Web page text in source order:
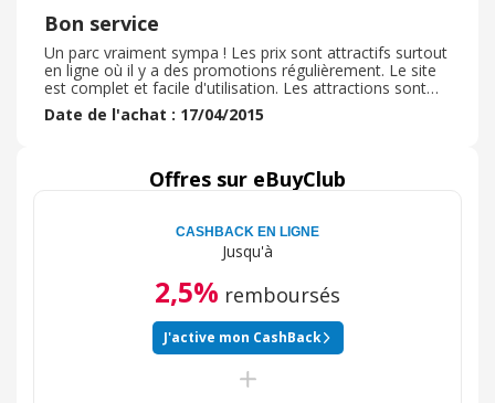
Bon service
Un parc vraiment sympa ! Les prix sont attractifs surtout
en ligne où il y a des promotions régulièrement. Le site
est complet et facile d'utilisation. Les attractions sont
pas mal, les enfants sont sur de s'amuser
Date de l'achat : 17/04/2015
Offres sur eBuyClub
CASHBACK EN LIGNE
Jusqu'à
2,5% remboursés
J'active mon CashBack